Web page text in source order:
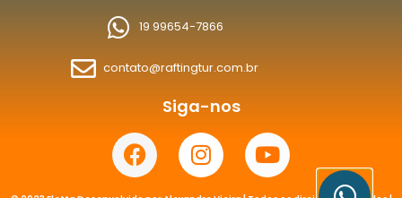
19 99654-7866
contato@raftingtur.com.br
Siga-nos